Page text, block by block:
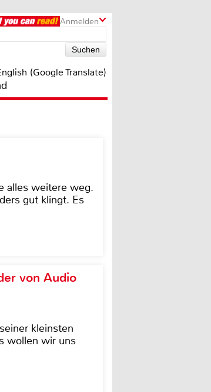
Anmelden
(Google Translate)
alles weitere weg.
gut klingt. Es
von Audio
kleinsten
wollen wir uns